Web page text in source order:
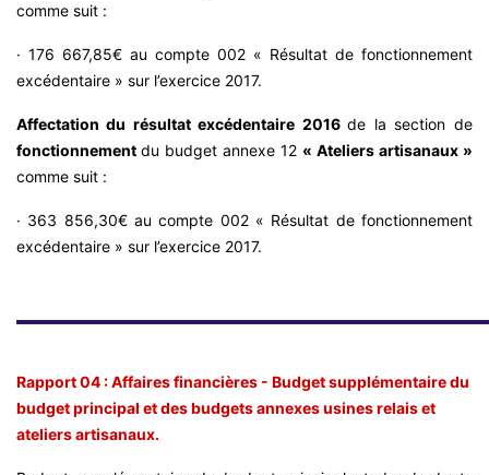
comme suit :
· 176 667,85€ au compte 002 « Résultat de fonctionnement
excédentaire » sur l’exercice 2017.
Affectation du résultat excédentaire 2016de la section de
fonctionnement du budget annexe 12 « Ateliers artisanaux »
comme suit :
· 363 856,30€ au compte 002 « Résultat de fonctionnement
excédentaire » sur l’exercice 2017.
Rapport 04 : Affaires financières - Budget supplémentaire du
budget principal et des budgets annexes usines relais et
ateliers artisanaux.